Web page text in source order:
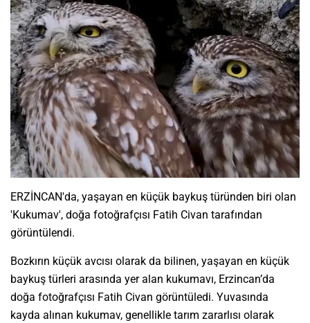
ERZİNCAN'da, yaşayan en küçük baykuş türünden biri olan
'Kukumav', doğa fotoğrafçısı Fatih Civan tarafından
görüntülendi.
Bozkırın küçük avcısı olarak da bilinen, yaşayan en küçük
baykuş türleri arasında yer alan kukumavı, Erzincan’da
doğa fotoğrafçısı Fatih Civan görüntüledi. Yuvasında
kayda alınan kukumav, genellikle tarım zararlısı olarak